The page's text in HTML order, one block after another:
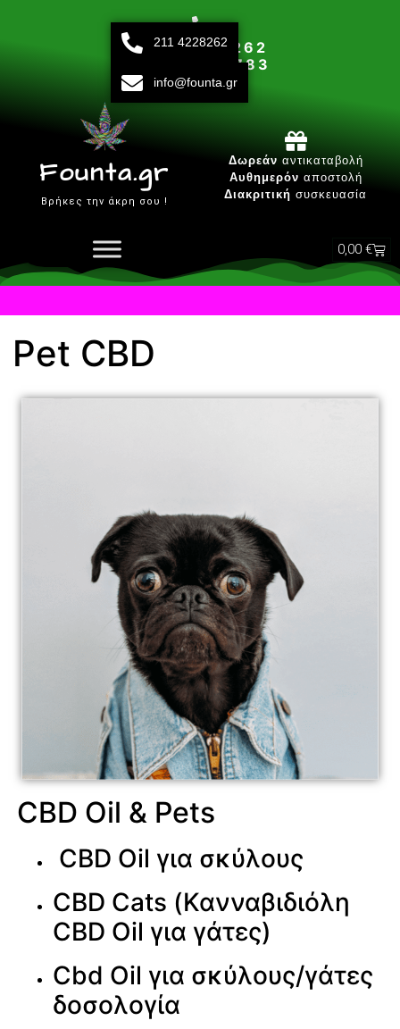
211 42 28 262
693 15 80 783
Δευτ-Παρ 10:00 - 20:00
Founta.gr
Βρήκες την άκρη σου !
Δωρεάν αντικαταβολή
Αυθημερόν αποστολή
Διακριτική συσκευασία
0,00 €
Pet CBD
CBD Oil & Pets
CBD Oil για σκύλους
CBD Cats (Κανναβιδιόλη
CBD Oil για γάτες)
Cbd Oil για σκύλους/γάτες
δοσολογία
211 4228262
info@founta.gr